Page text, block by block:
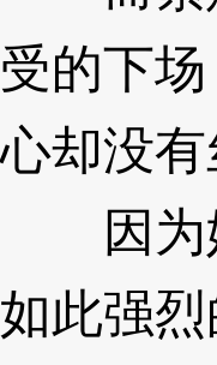
受的下
心却没
因为她
如此强